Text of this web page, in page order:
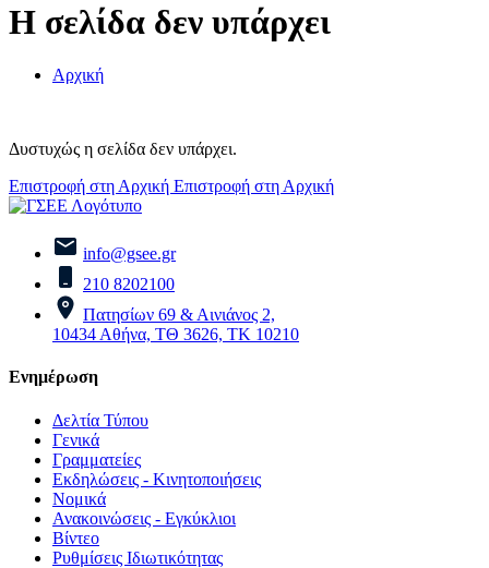
Η σελίδα δεν υπάρχει
Αρχική
Δυστυχώς η σελίδα δεν υπάρχει.
Επιστροφή στη Αρχική Επιστροφή στη Αρχική
info@gsee.gr
210 8202100
Πατησίων 69 & Αινιάνος 2,
10434 Αθήνα, ΤΘ 3626, ΤΚ 10210
Ενημέρωση
Δελτία Τύπου
Γενικά
Γραμματείες
Εκδηλώσεις - Κινητοποιήσεις
Νομικά
Ανακοινώσεις - Εγκύκλιοι
Βίντεο
Ρυθμίσεις Ιδιωτικότητας